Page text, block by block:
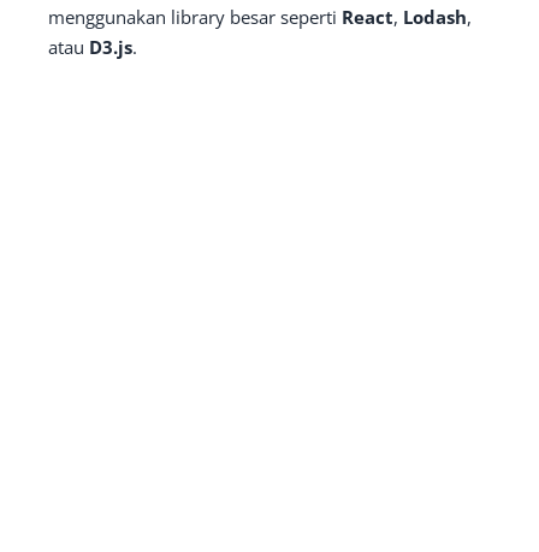
menggunakan library besar seperti React, Lodash,
atau D3.js.